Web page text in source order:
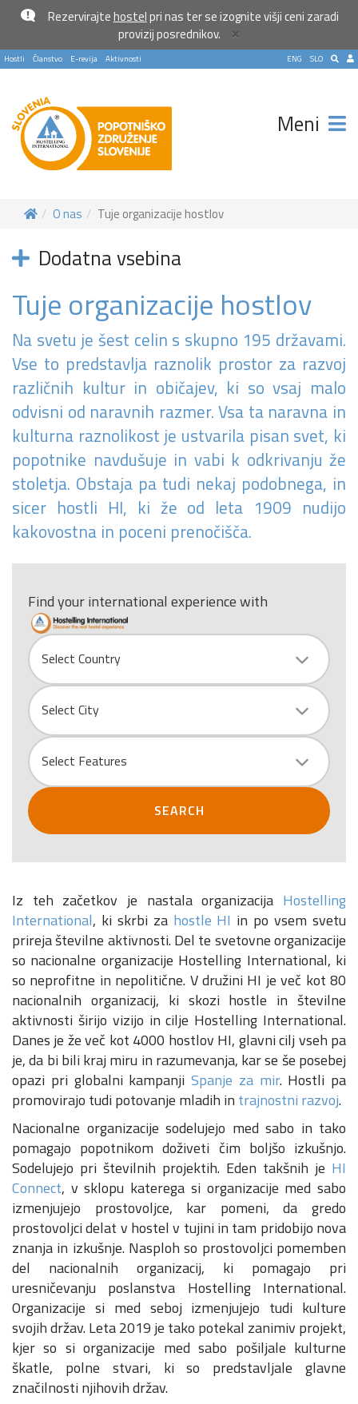
Rezervirajtehostelpri nas ter se izognite višji ceni zaradi
provizij posrednikov.
×
Hostli Članstvo E-revija Aktivnosti SLO
ENG
Meni
O nas Tuje organizacije hostlov
Dodatna vsebina
Tuje organizacije hostlov
Na svetu je šest celin s skupno 195 državami.
Vse to predstavlja raznolik prostor za razvoj
različnih kultur in običajev, ki so vsaj malo
odvisni od naravnih razmer. Vsa ta naravna in
kulturna raznolikost je ustvarila pisan svet, ki
popotnike navdušuje in vabi k odkrivanju že
stoletja. Obstaja pa tudi nekaj podobnega, in
sicer hostli HI, ki že od leta 1909 nudijo
kakovostna in poceni prenočišča.
Find your international experience with
Country
Select Country
City
Select City
Select Features
SEARCH
Iz teh začetkov je nastala organizacija Hostelling
International, ki skrbi za hostle HI in po vsem svetu
prireja številne aktivnosti. Del te svetovne organizacije
so nacionalne organizacije Hostelling International, ki
so neprofitne in nepolitične. V družini HI je več kot 80
nacionalnih organizacij, ki skozi hostle in številne
aktivnosti širijo vizijo in cilje Hostelling International.
Danes je že več kot 4000 hostlov HI, glavni cilj vseh pa
je, da bi bili kraj miru in razumevanja, kar se še posebej
opazi pri globalni kampanji Spanje za mir. Hostli pa
promovirajo tudi potovanje mladih in trajnostni razvoj.
Nacionalne organizacije sodelujejo med sabo in tako
pomagajo popotnikom doživeti čim boljšo izkušnjo.
Sodelujejo pri številnih projektih. Eden takšnih je HI
Connect, v sklopu katerega si organizacije med sabo
izmenjujejo prostovoljce, kar pomeni, da gredo
prostovoljci delat v hostel v tujini in tam pridobijo nova
znanja in izkušnje. Nasploh so prostovoljci pomemben
del nacionalnih organizacij, ki pomagajo pri
uresničevanju poslanstva Hostelling International.
Organizacije si med seboj izmenjujejo tudi kulture
svojih držav. Leta 2019 je tako potekal zanimiv projekt,
kjer so si organizacije med sabo pošiljale kulturne
škatle, polne stvari, ki so predstavljale glavne
značilnosti njihovih držav.
Pošlji VESELJE5 na 1919 in
doniraj 5 €
Pomagaj otrokom z manj priložnostmi do počitnic na morju.
Več
Ne hvala